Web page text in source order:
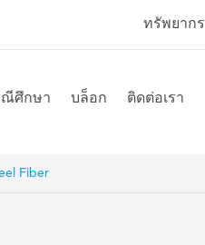
ทรัพยากร
ณีศึกษา บล็อก ติดต่อเรา
Fiber